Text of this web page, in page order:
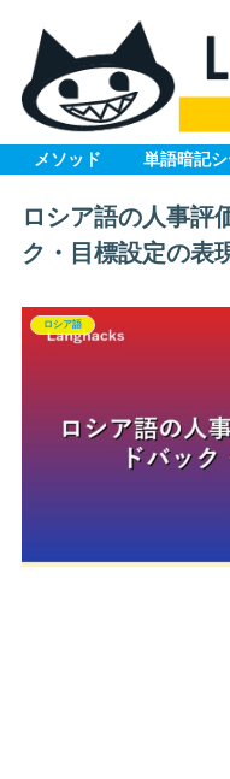
メソッド 単語暗記シ
ロシア語の人事評
ク・目標設定の表
ロシア語